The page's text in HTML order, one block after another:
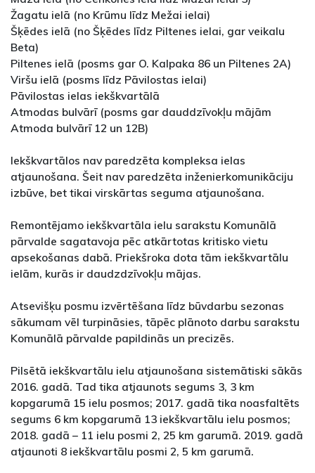
Žagatu ielā (no Krūmu līdz Mežai ielai)
Šķēdes ielā (no Šķēdes līdz Piltenes ielai, gar veikalu
Beta)
Piltenes ielā (posms gar O. Kalpaka 86 un Piltenes 2A)
Viršu ielā (posms līdz Pāvilostas ielai)
Pāvilostas ielas iekškvartālā
Atmodas bulvārī (posms gar dauddzīvokļu mājām
Atmoda bulvārī 12 un 12B)
Iekškvartālos nav paredzēta kompleksa ielas
atjaunošana. Šeit nav paredzēta inženierkomunikāciju
izbūve, bet tikai virskārtas seguma atjaunošana.
Remontējamo iekškvartāla ielu sarakstu Komunālā
pārvalde sagatavoja pēc atkārtotas kritisko vietu
apsekošanas dabā. Priekšroka dota tām iekškvartālu
ielām, kurās ir daudzdzīvokļu mājas.
Atsevišķu posmu izvērtēšana līdz būvdarbu sezonas
sākumam vēl turpināsies, tāpēc plānoto darbu sarakstu
Komunālā pārvalde papildinās un precizēs.
Pilsētā iekškvartālu ielu atjaunošana sistemātiski sākās
2016. gadā. Tad tika atjaunots segums 3, 3 km
kopgarumā 15 ielu posmos; 2017. gadā tika noasfaltēts
segums 6 km kopgarumā 13 iekškvartālu ielu posmos;
2018. gadā – 11 ielu posmi 2, 25 km garumā. 2019. gadā
atjaunoti 8 iekškvartālu posmi 2, 5 km garumā.